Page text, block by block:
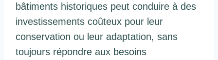
bâtiments historiques peut conduire à des
investissements coûteux pour leur
conservation ou leur adaptation, sans
toujours répondre aux besoins